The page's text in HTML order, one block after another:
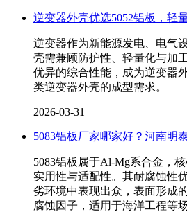
逆变器外壳优选5052铝板，轻
逆变器作为新能源发电、电气
壳需兼顾防护性、轻量化与加
优异的综合性能，成为逆变器
类逆变器外壳的成型需求。
2026-03-31
5083铝板厂家哪家好？河南明
5083铝板属于Al-Mg系合金，
实用性与适配性。其耐腐蚀性
劣环境中表现出众，表面形成
腐蚀因子，适用于海洋工程等场